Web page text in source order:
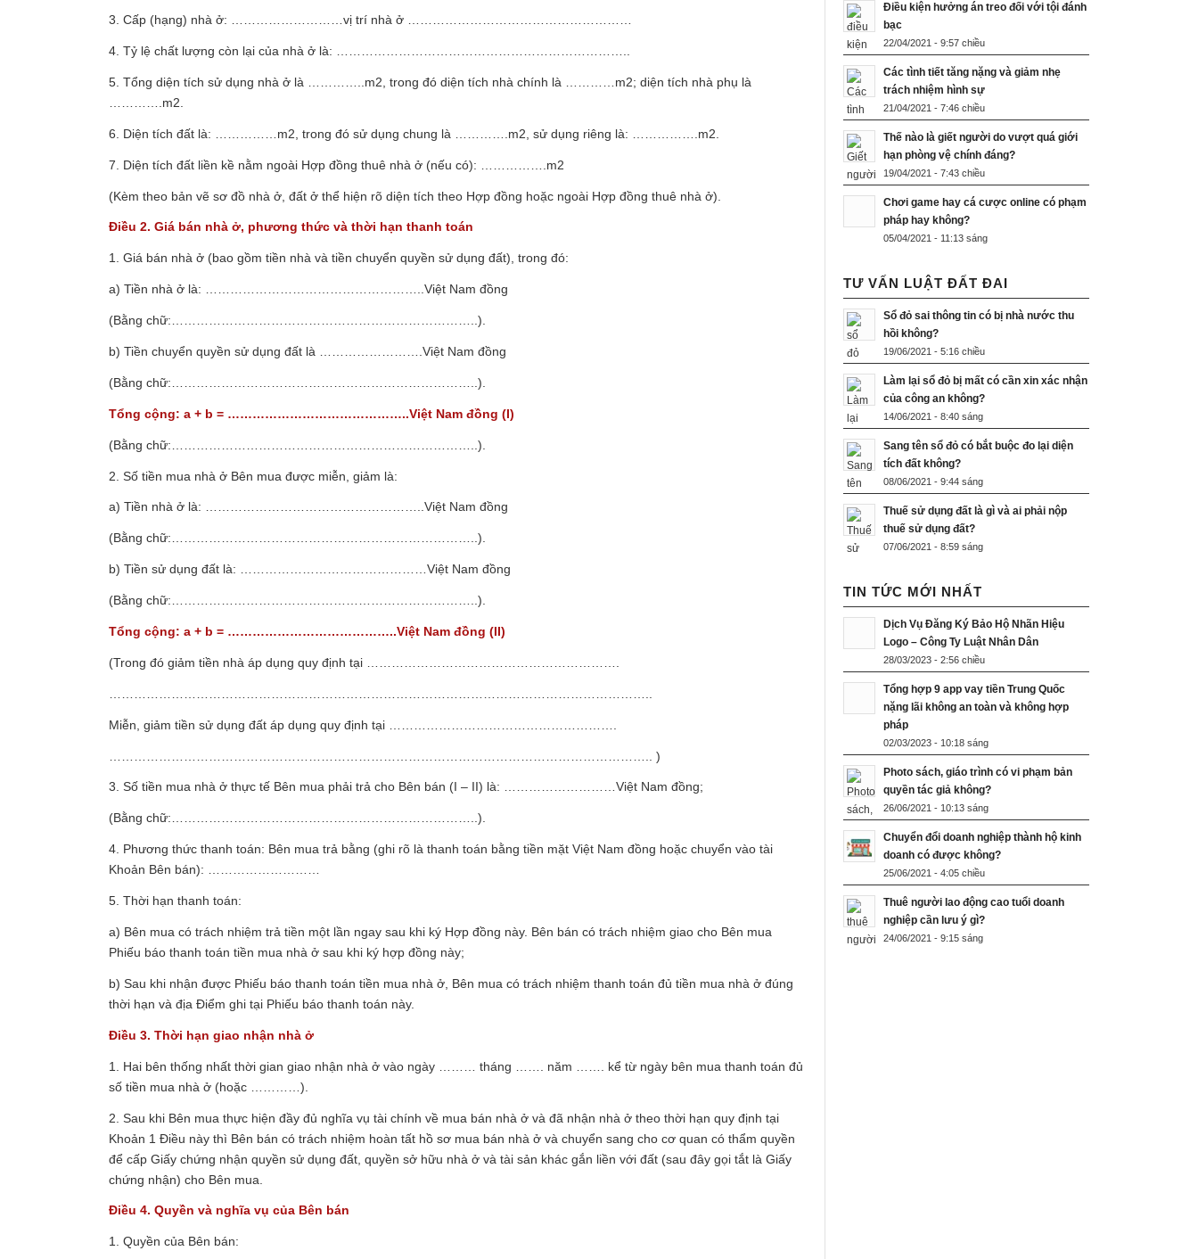
3. Cấp (hạng) nhà ở: ………………………vị trí nhà ở ………………………………………………
4. Tỷ lệ chất lượng còn lại của nhà ở là: ……………………………………………………………..
5. Tổng diện tích sử dụng nhà ở là …………..m2 , trong đó diện tích nhà chính là …………m2; diện tích nhà phụ là
………….m2
6. Diện tích đất là: ……………m2 , trong đó sử dụng chung là ………….m2 , sử dụng riêng là: …………….m2
7. Diện tích đất liền kề nằm ngoài Hợp đồng thuê nhà ở (nếu có): …………….m2
(Kèm theo bản vẽ sơ đồ nhà ở, đất ở thể hiện rõ diện tích theo Hợp đồng hoặc ngoài Hợp đồng thuê nhà ở).
Điều 2. Giá bán nhà ở, phương thức và thời hạn thanh toán
1. Giá bán nhà ở (bao gồm tiền nhà và tiền chuyển quyền sử dụng đất), trong đó:
a) Tiền nhà ở là: ……………………………………………..Việt Nam đồng
(Bằng chữ:………………………………………………………………..).
b) Tiền chuyển quyền sử dụng đất là …………………….Việt Nam đồng
(Bằng chữ:………………………………………………………………..).
Tổng cộng: a + b = ……………………………………..Việt Nam đồng (I)
(Bằng chữ:………………………………………………………………..).
2. Số tiền mua nhà ở Bên mua được miễn, giảm là:
a) Tiền nhà ở là: ……………………………………………..Việt Nam đồng
(Bằng chữ:………………………………………………………………..).
b) Tiền sử dụng đất là: ………………………………………Việt Nam đồng
(Bằng chữ:………………………………………………………………..).
Tổng cộng: a + b = …………………………………..Việt Nam đồng (II)
(Trong đó giảm tiền nhà áp dụng quy định tại …………………………………………………….
Miễn, giảm tiền sử dụng đất áp dụng quy định tại ……………………………………………….
………………………………………………………………………………………………………………….. )
3. Số tiền mua nhà ở thực tế Bên mua phải trả cho Bên bán (I – II) là: ………………………Việt Nam đồng;
(Bằng chữ:………………………………………………………………..).
4. Phương thức thanh toán: Bên mua trả bằng (ghi rõ là thanh toán bằng tiền mặt Việt Nam đồng hoặc chuyển vào tài
Khoản Bên bán): ………………………
5. Thời hạn thanh toán:
a) Bên mua có trách nhiệm trả tiền một lần ngay sau khi ký Hợp đồng này. Bên bán có trách nhiệm giao cho Bên mua
Phiếu báo thanh toán tiền mua nhà ở sau khi ký hợp đồng này;
b) Sau khi nhận được Phiếu báo thanh toán tiền mua nhà ở, Bên mua có trách nhiệm thanh toán đủ tiền mua nhà ở đúng
thời hạn và địa Điểm ghi tại Phiếu báo thanh toán này.
Điều 3. Thời hạn giao nhận nhà ở
1. Hai bên thống nhất thời gian giao nhận nhà ở vào ngày ……… tháng ……. năm ……. kể từ ngày bên mua thanh toán đủ
số tiền mua nhà ở (hoặc …………).
2. Sau khi Bên mua thực hiện đầy đủ nghĩa vụ tài chính về mua bán nhà ở và đã nhận nhà ở theo thời hạn quy định tại
Khoản 1 Điều này thì Bên bán có trách nhiệm hoàn tất hồ sơ mua bán nhà ở và chuyển sang cho cơ quan có thẩm quyền
để cấp Giấy chứng nhận quyền sử dụng đất, quyền sở hữu nhà ở và tài sản khác gắn liền với đất (sau đây gọi tắt là Giấy
chứng nhận) cho Bên mua.
Điều 4. Quyền và nghĩa vụ của Bên bán
1. Quyền của Bên bán:
Điều kiện hưởng án treo đối với tội đánh
bạc
22/04/2021 - 9:57 chiều
Các tình tiết tăng nặng và giảm nhẹ
trách nhiệm hình sự
21/04/2021 - 7:46 chiều
Thế nào là giết người do vượt quá giới
hạn phòng vệ chính đáng?
19/04/2021 - 7:43 chiều
Chơi game hay cá cược online có phạm
pháp hay không?
05/04/2021 - 11:13 sáng
TƯ VẤN LUẬT ĐẤT ĐAI
Sổ đỏ sai thông tin có bị nhà nước thu
hồi không?
19/06/2021 - 5:16 chiều
Làm lại sổ đỏ bị mất có cần xin xác nhận
của công an không?
14/06/2021 - 8:40 sáng
Sang tên sổ đỏ có bắt buộc đo lại diện
tích đất không?
08/06/2021 - 9:44 sáng
Thuế sử dụng đất là gì và ai phải nộp
thuế sử dụng đất?
07/06/2021 - 8:59 sáng
TIN TỨC MỚI NHẤT
Dịch Vụ Đăng Ký Bảo Hộ Nhãn Hiệu
Logo – Công Ty Luật Nhân Dân
28/03/2023 - 2:56 chiều
Tổng hợp 9 app vay tiền Trung Quốc
nặng lãi không an toàn và không hợp
pháp
02/03/2023 - 10:18 sáng
Photo sách, giáo trình có vi phạm bản
quyền tác giả không?
26/06/2021 - 10:13 sáng
Chuyển đổi doanh nghiệp thành hộ kinh
doanh có được không?
25/06/2021 - 4:05 chiều
Thuê người lao động cao tuổi doanh
nghiệp cần lưu ý gì?
24/06/2021 - 9:15 sáng